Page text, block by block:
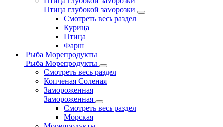
Птица глубокой заморозки
Смотреть весь раздел
Курица
Птица
Фарш
Рыба Морепродукты
Рыба Морепродукты
Смотреть весь раздел
Копченая Соленая
Замороженная
Замороженная
Смотреть весь раздел
Морская